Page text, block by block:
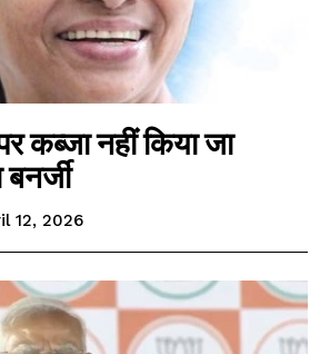
कब्जा नहीं किया जा
12, 2026